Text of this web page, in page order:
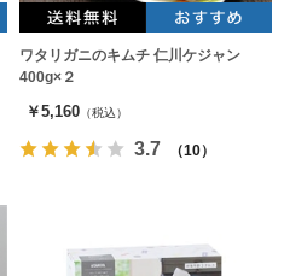
ワタリガニのキムチ 仁川ケジャン
400g×２
￥5,160 （税込）
3.7 （10）